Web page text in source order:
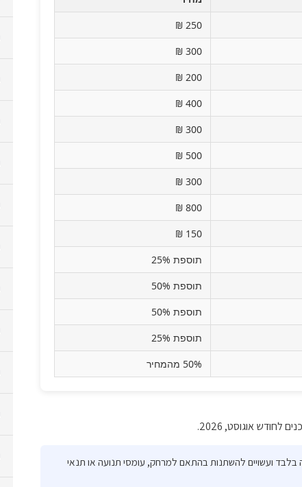
250 ₪
300 ₪
200 ₪
400 ₪
300 ₪
500 ₪
300 ₪
800 ₪
150 ₪
תוספת 25%
תוספת 50%
תוספת 50%
תוספת 25%
50% מהמחיר
לחודש אוגוסט, 2026.
ועשויים להשתנות בהתאם למרחק, עומסי תנועה או תנאי